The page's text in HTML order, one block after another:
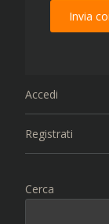
Accedi
Registrati
Cerca